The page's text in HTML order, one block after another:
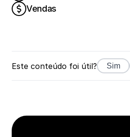
Vendas
Este conteúdo foi útil? Sim